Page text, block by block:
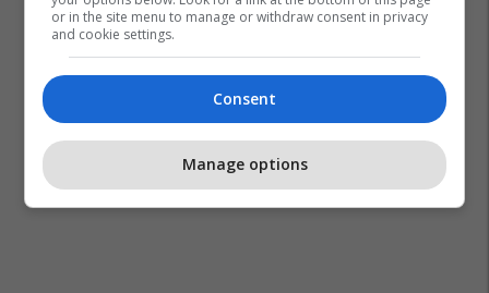
or in the site menu to manage or withdraw consent in privacy
and cookie settings.
Consent
Manage options